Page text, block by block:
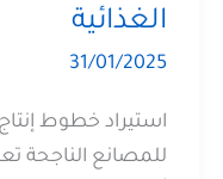
الغذائية
31/01/2025
استيراد خطوط إنتاج
للمصانع الناجحة